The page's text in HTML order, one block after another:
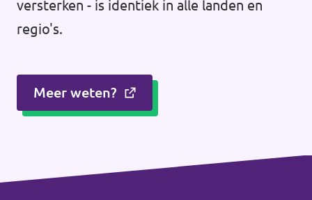
versterken - is identiek in alle landen en
regio's.
Meer weten?